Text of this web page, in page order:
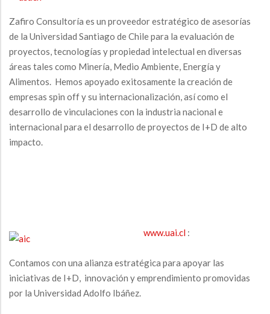
Zafiro Consultoría es un proveedor estratégico de asesorías
de la Universidad Santiago de Chile para la evaluación de
proyectos, tecnologías y propiedad intelectual en diversas
áreas tales como Minería, Medio Ambiente, Energía y
Alimentos. Hemos apoyado exitosamente la creación de
empresas spin off y su internacionalización, así como el
desarrollo de vinculaciones con la industria nacional e
internacional para el desarrollo de proyectos de I+D de alto
impacto.
www.uai.cl :
Contamos con una alianza estratégica para apoyar las
iniciativas de I+D, innovación y emprendimiento promovidas
por la Universidad Adolfo Ibáñez.